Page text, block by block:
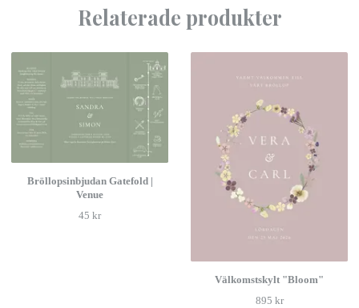
Relaterade produkter
Bröllopsinbjudan Gatefold |
Venue
45 kr
Välkomstskylt "Bloom"
895 kr